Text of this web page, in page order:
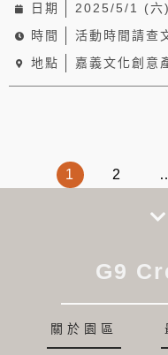
日期
2025/5/1 (六
時間
活動時間請查
地點
嘉義文化創意
1 2
G9
關於園區